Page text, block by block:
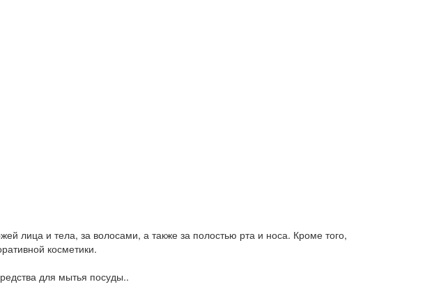
лица и тела, за волосами, а также за полостью рта и носа. Кроме того,
косметики.
для мытья посуды..